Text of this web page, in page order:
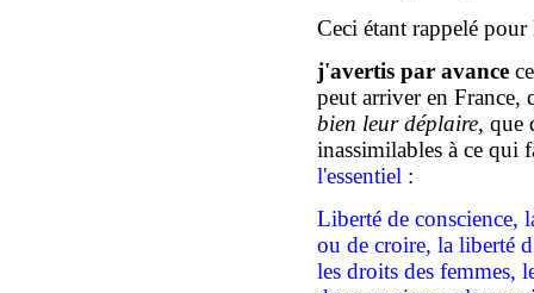
Ceci étant rappelé pour
j'avertis par avance
peut arriver en France,
bien leur déplaire, que
inassimilables à ce qui
l'essentiel :
Liberté de conscience,
ou de croire, la liberté
les droits des femmes,